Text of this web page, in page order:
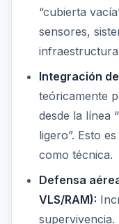
“cubierta
sensores,
Integración
teóricamente
desde la línea
ligero”. Esto
como técnica.
Defensa
VLS/RAM):
supervivencia.